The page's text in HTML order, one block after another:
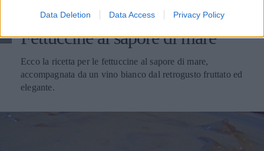
Data Deletion Data Access Privacy Policy
PRIMI PIATTI
Fettuccine al sapore di mare
Ecco la ricetta per le fettuccine al sapore di mare,
accompagnata da un vino bianco dal retrogusto fruttato ed
elegante.